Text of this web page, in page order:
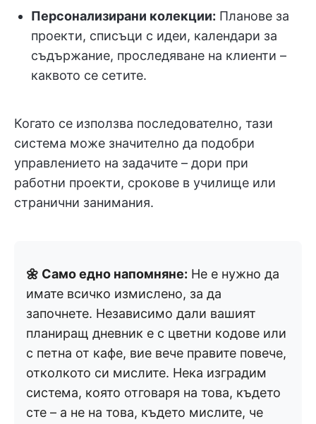
Персонализирани колекции: Планове за
проекти, списъци с идеи, календари за
съдържание, проследяване на клиенти –
каквото се сетите.
Когато се използва последователно, тази
система може значително да подобри
управлението на задачите – дори при
работни проекти, срокове в училище или
странични занимания.
🌼 Само едно напомняне: Не е нужно да
имате всичко измислено, за да
започнете. Независимо дали вашият
планиращ дневник е с цветни кодове или
с петна от кафе, вие вече правите повече,
отколкото си мислите. Нека изградим
система, която отговаря на това, където
сте – а не на това, където мислите, че